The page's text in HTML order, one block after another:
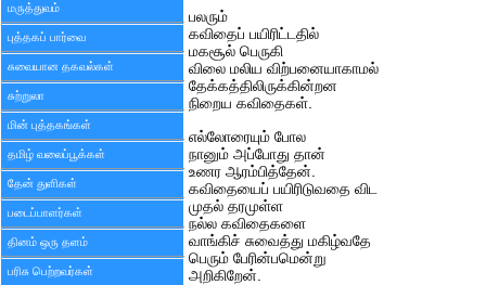
மருத்துவம்
புத்தகப் பார்வை
சுவையான தகவல்கள்
சுற்றுலா
மின் புத்தகங்கள்
தமிழ் வலைப்பூக்கள்
தேன் துளிகள்
படைப்பாளர்கள்
தினம் ஒரு தளம்
பரிசு பெற்றவர்கள்
பலரும்
கவிதைப் பயிரிட்டதில்
மகசூல் பெருகி
விலை மலிய விற்பனையாகாமல்
தேக்கத்திலிருக்கின்றன
நிறைய கவிதைகள்.
எல்லோரையும் போல
நானும் அப்போது தான்
உணர ஆரம்பித்தேன்.
கவிதையைப் பயிரிடுவதை விட
முதல் தரமுள்ள
நல்ல கவிதைகளை
வாங்கிச் சுவைத்து மகிழ்வதே
பெரும் பேரின்பமென்று
அறிகிறேன்.